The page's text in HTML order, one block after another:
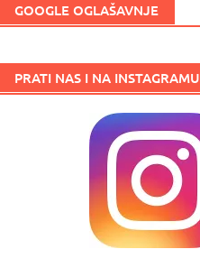
GOOGLE OGLAŠAVNJE
PRATI NAS I NA INSTAGRAMU